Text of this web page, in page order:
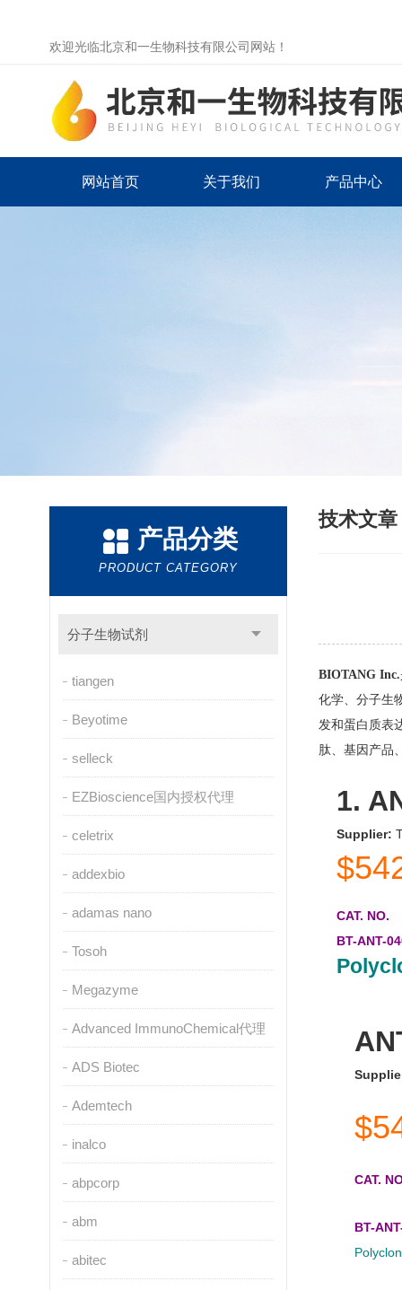
欢迎光临北京和一生物科技有限公司网站！
网站首页 关于我们 产品中心
产品分类
PRODUCT CATEGORY
分子生物试剂
tiangen
Beyotime
selleck
EZBioscience国内授权代理
celetrix
addexbio
adamas nano
Tosoh
Megazyme
Advanced ImmunoChemical代理
ADS Biotec
Ademtech
inalco
abpcorp
abm
abitec
技术文章
BIOTANG Inc.
化学、分子生
发和蛋白质表
肽、基因产品
1.
Supplier:
CAT. NO.
BT-ANT-
CAT.
BT-